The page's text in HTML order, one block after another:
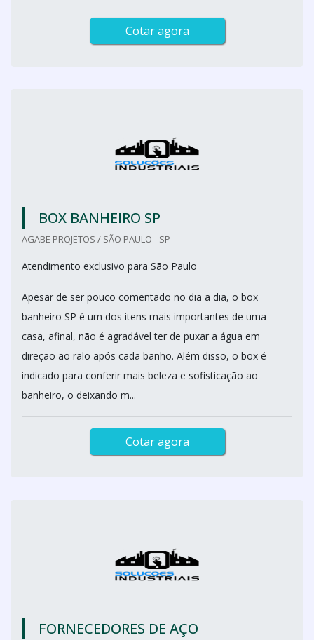
Cotar agora
BOX BANHEIRO SP
AGABE PROJETOS / SÃO PAULO - SP
Atendimento exclusivo para São Paulo
Apesar de ser pouco comentado no dia a dia, o box
banheiro SP é um dos itens mais importantes de uma
casa, afinal, não é agradável ter de puxar a água em
direção ao ralo após cada banho. Além disso, o box é
indicado para conferir mais beleza e sofisticação ao
banheiro, o deixando m...
Cotar agora
FORNECEDORES DE AÇO